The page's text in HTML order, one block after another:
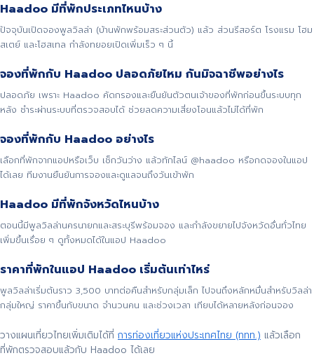
Haadoo มีที่พักประเภทไหนบ้าง
ปัจจุบันเปิดจองพูลวิลล่า (บ้านพักพร้อมสระส่วนตัว) แล้ว ส่วนรีสอร์ต โรงแรม โฮม
สเตย์ และโฮสเทล กำลังทยอยเปิดเพิ่มเร็ว ๆ นี้
จองที่พักกับ Haadoo ปลอดภัยไหม กันมิจฉาชีพอย่างไร
ปลอดภัย เพราะ Haadoo คัดกรองและยืนยันตัวตนเจ้าของที่พักก่อนขึ้นระบบทุก
หลัง ชำระผ่านระบบที่ตรวจสอบได้ ช่วยลดความเสี่ยงโอนแล้วไม่ได้ที่พัก
จองที่พักกับ Haadoo อย่างไร
เลือกที่พักจากแอปหรือเว็บ เช็กวันว่าง แล้วทักไลน์ @haadoo หรือกดจองในแอป
ได้เลย ทีมงานยืนยันการจองและดูแลจนถึงวันเข้าพัก
Haadoo มีที่พักจังหวัดไหนบ้าง
ตอนนี้มีพูลวิลล่านครนายกและสระบุรีพร้อมจอง และกำลังขยายไปจังหวัดอื่นทั่วไทย
เพิ่มขึ้นเรื่อย ๆ ดูทั้งหมดได้ในแอป Haadoo
ราคาที่พักในแอป Haadoo เริ่มต้นเท่าไหร่
พูลวิลล่าเริ่มต้นราว 3,500 บาทต่อคืนสำหรับกลุ่มเล็ก ไปจนถึงหลักหมื่นสำหรับวิลล่า
กลุ่มใหญ่ ราคาขึ้นกับขนาด จำนวนคน และช่วงเวลา เทียบได้หลายหลังก่อนจอง
วางแผนเที่ยวไทยเพิ่มเติมได้ที่ การท่องเที่ยวแห่งประเทศไทย (ททท.) แล้วเลือก
ที่พักตรวจสอบแล้วกับ Haadoo ได้เลย